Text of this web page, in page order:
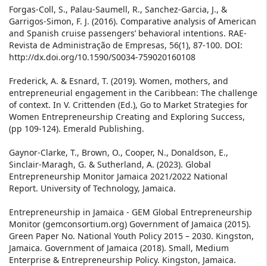
Forgas-Coll, S., Palau-Saumell, R., Sanchez-Garcia, J., &
Garrigos-Simon, F. J. (2016). Comparative analysis of American
and Spanish cruise passengers’ behavioral intentions. RAE-
Revista de Administração de Empresas, 56(1), 87-100. DOI:
http://dx.doi.org/10.1590/S0034-759020160108
Frederick, A. & Esnard, T. (2019). Women, mothers, and
entrepreneurial engagement in the Caribbean: The challenge
of context. In V. Crittenden (Ed.), Go to Market Strategies for
Women Entrepreneurship Creating and Exploring Success,
(pp 109-124). Emerald Publishing.
Gaynor-Clarke, T., Brown, O., Cooper, N., Donaldson, E.,
Sinclair-Maragh, G. & Sutherland, A. (2023). Global
Entrepreneurship Monitor Jamaica 2021/2022 National
Report. University of Technology, Jamaica.
Entrepreneurship in Jamaica - GEM Global Entrepreneurship
Monitor (gemconsortium.org) Government of Jamaica (2015).
Green Paper No. National Youth Policy 2015 – 2030. Kingston,
Jamaica. Government of Jamaica (2018). Small, Medium
Enterprise & Entrepreneurship Policy. Kingston, Jamaica.